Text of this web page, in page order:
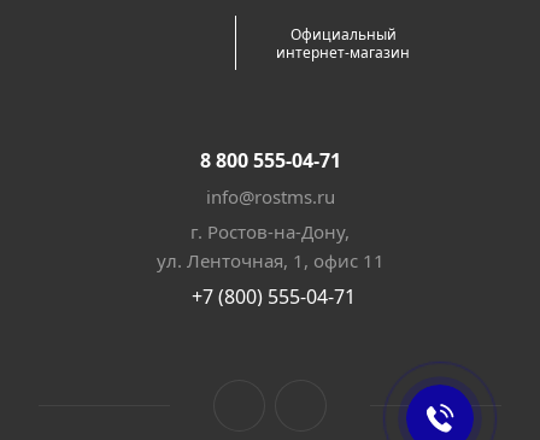
Официальный
интернет-магазин
8 800 555-04-71
info@rostms.ru
г. Ростов-на-Дону,
ул. Ленточная, 1, офис 11
+7 (800) 555-04-71